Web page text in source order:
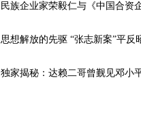
民族企业家荣毅仁与《中国合资
思想解放的先驱 “张志新案”平反
独家揭秘：达赖二哥曾觐见邓小